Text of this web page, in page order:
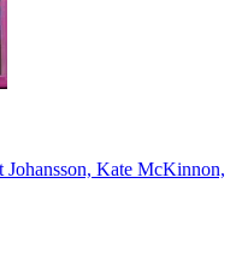
Kate McKinnon,